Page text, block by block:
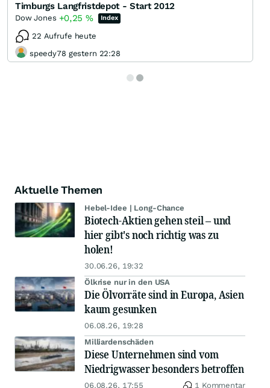
Timburgs Langfristdepot - Start 2012
Dow Jones +0,25% Index
22 Aufrufe heute
speedy78 gestern 22:28
Aktuelle Themen
Hebel-Idee | Long-Chance
Biotech-Aktien gehen steil – und
hier gibt's noch richtig was zu
holen!
30.06.26, 19:32
Ölkrise nur in den USA
Die Ölvorräte sind in Europa, Asien
kaum gesunken
06.08.26, 19:28
Milliardenschäden
Diese Unternehmen sind vom
Niedrigwasser besonders betroffen
06.08.26, 17:55 1 Kommentar